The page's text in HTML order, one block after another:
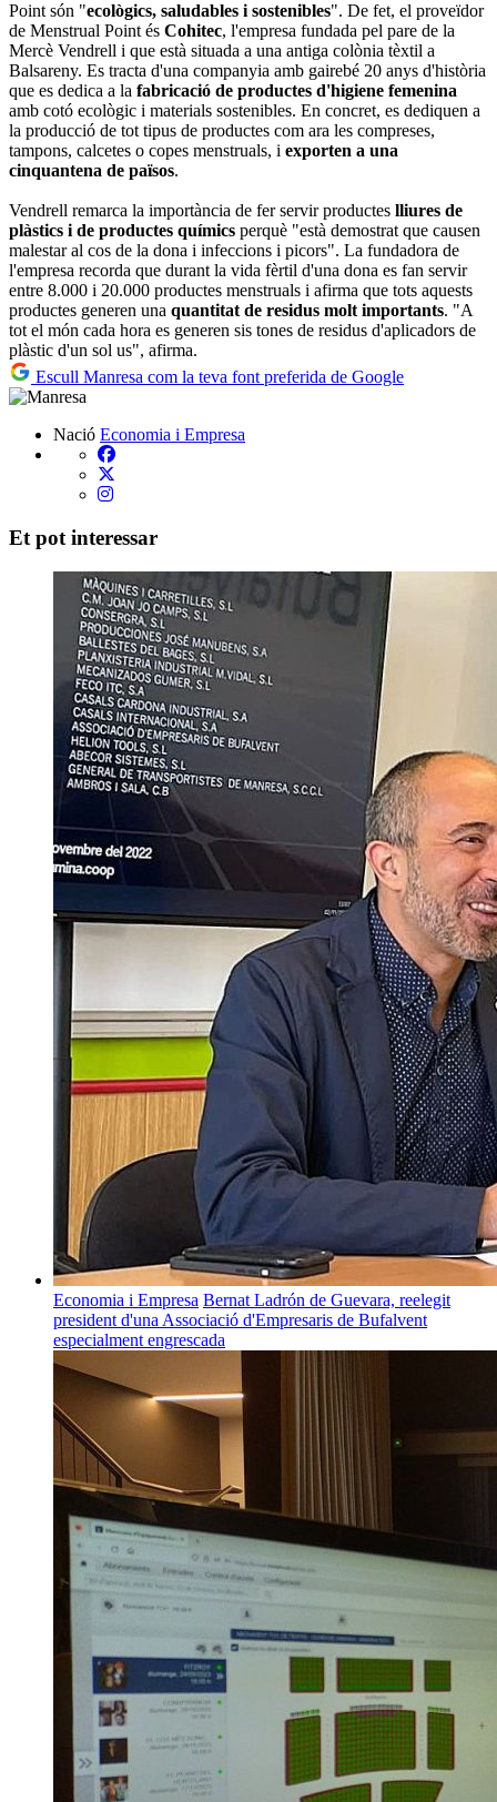
Point són "ecològics, saludables i sostenibles". De fet, el proveïdor
de Menstrual Point és Cohitec, l'empresa fundada pel pare de la
Mercè Vendrell i que està situada a una antiga colònia tèxtil a
Balsareny. Es tracta d'una companyia amb gairebé 20 anys d'història
que es dedica a la fabricació de productes d'higiene femenina
amb cotó ecològic i materials sostenibles. En concret, es dediquen a
la producció de tot tipus de productes com ara les compreses,
tampons, calcetes o copes menstruals, i exporten a una
cinquantena de països.
Vendrell remarca la importància de fer servir productes lliures de
plàstics i de productes químics perquè "està demostrat que causen
malestar al cos de la dona i infeccions i picors". La fundadora de
l'empresa recorda que durant la vida fèrtil d'una dona es fan servir
entre 8.000 i 20.000 productes menstruals i afirma que tots aquests
productes generen una quantitat de residus molt importants. "A
tot el món cada hora es generen sis tones de residus d'aplicadors de
plàstic d'un sol us", afirma.
Escull Manresa com la teva font preferida de Google
Nació Economia i Empresa
Et pot interessar
Economia i Empresa Bernat Ladrón de Guevara, reelegit
president d'una Associació d'Empresaris de Bufalvent
especialment engrescada